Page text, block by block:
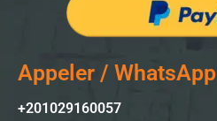
Appeler / WhatsApp
+201029160057